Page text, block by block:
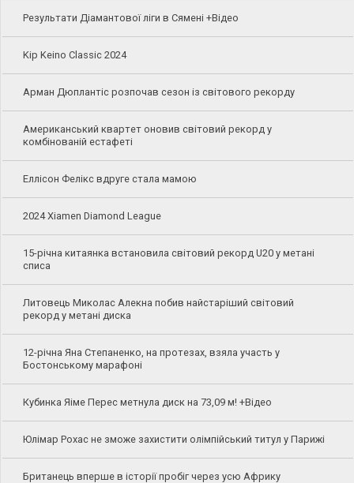
Результати Діамантової ліги в Сямені +Відео
Kip Keino Classic 2024
Арман Дюплантіс розпочав сезон із світового рекорду
Американський квартет оновив світовий рекорд у
комбінованій естафеті
Еллісон Фелікс вдруге стала мамою
2024 Xiamen Diamond League
15-річна китаянка встановила світовий рекорд U20 у метані
списа
Литовець Миколас Алекна побив найстаріший світовий
рекорд у метані диска
12-річна Яна Степаненко, на протезах, взяла участь у
Бостонському марафоні
Кубинка Яіме Перес метнула диск на 73,09 м! +Відео
Юлімар Рохас не зможе захистити олімпійський титул у Парижі
Британець вперше в історії пробіг через усю Африку